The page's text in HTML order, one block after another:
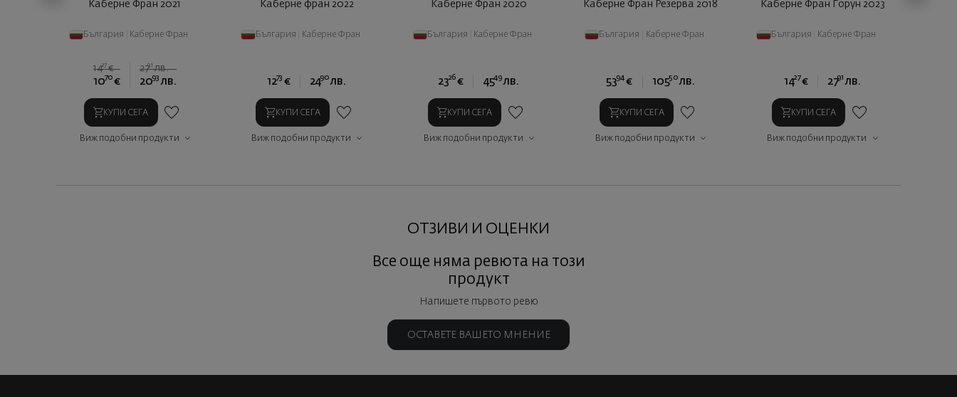
Каберне Фран 2021
България Каберне Фран
1427 € 2791 лв.
1070 € 2093 лв.
КУПИ СЕГА
Виж подобни продукти
Каберне фран 2022
България Каберне Фран
1273 € 2490 лв.
КУПИ СЕГА
Виж подобни продукти
Каберне Фран 2020
България Каберне Фран
2326 € 4549 лв.
КУПИ СЕГА
Виж подобни продукти
Каберне Фран Резерва 2018
България Каберне Фран
5394 € 10550 лв.
КУПИ СЕГА
Виж подобни продукти
Каберне Фран Горун 2023
България Каберне Фран
1427 € 2791 лв.
КУПИ СЕГА
Виж подобни продукти
ОТЗИВИ И ОЦЕНКИ
Все още няма ревюта на този
продукт
Напишете първото ревю
ОСТАВЕТЕ ВАШЕТО МНЕНИЕ